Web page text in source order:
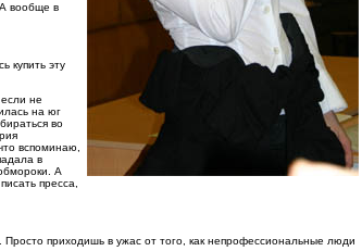
вообще в
купить эту
не
на юг
во
вспоминаю,
в
А
пресса,
Просто приходишь в ужас от того, как непрофессиональные люди